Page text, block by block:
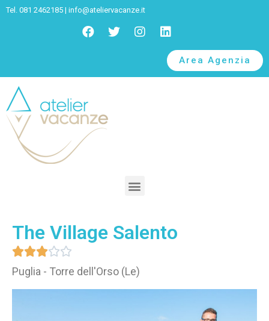
Tel. 081 2462185 | info@ateliervacanze.it
Area Agenzia
The Village Salento

Puglia - Torre dell'Orso (Le)